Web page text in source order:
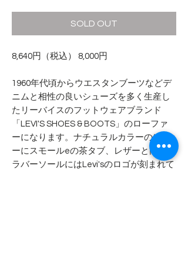
SOLD OUT
8,640円（税込） 8,000円
1960年代頃からウエスタンブーツなどデ
ニムと相性の良いシューズを多く生産し
たリーバイスのフットウェアブランド
「LEVI'S SHOES & BOOTS」のローファ
ーになります。ナチュラルカラーのレザ
ーにスモールeの茶タブ、レザーと同色の
ラバーソールにはLevi'sのロゴが刻まれて